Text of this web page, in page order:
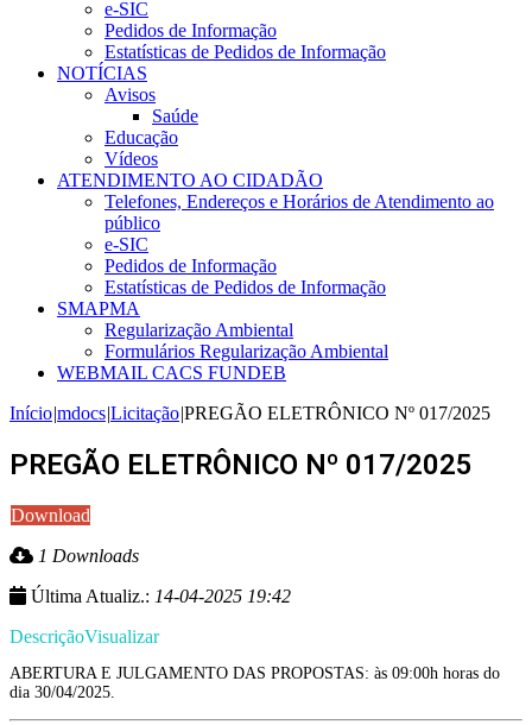
e-SIC
Pedidos de Informação
Estatísticas de Pedidos de Informação
NOTÍCIAS
Avisos
Saúde
Educação
Vídeos
ATENDIMENTO AO CIDADÃO
Telefones, Endereços e Horários de Atendimento ao
público
e-SIC
Pedidos de Informação
Estatísticas de Pedidos de Informação
SMAPMA
Regularização Ambiental
Formulários Regularização Ambiental
WEBMAIL CACS FUNDEB
Início|mdocs|Licitação|PREGÃO ELETRÔNICO Nº 017/2025
PREGÃO ELETRÔNICO Nº 017/2025
Download
1 Downloads
Última Atualiz.: 14-04-2025 19:42
DescriçãoVisualizar
ABERTURA E JULGAMENTO DAS PROPOSTAS: às 09:00h horas do
dia 30/04/2025.